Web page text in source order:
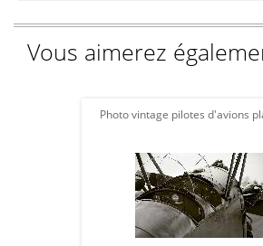
Vous aimerez
Photo vintage pilotes d'avions